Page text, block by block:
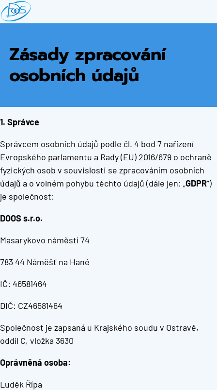
Přejít
k
Zásady zpracování
osobních údajů
1. Správce
Správcem osobních údajů podle čl. 4 bod 7 nařízení
Evropského parlamentu a Rady (EU) 2016/679 o ochraně
fyzických osob v souvislosti se zpracováním osobních
údajů a o volném pohybu těchto údajů (dále jen: „GDPR”)
je společnost:
DOOS s.r.o.
Masarykovo náměstí 74
783 44 Náměšť na Hané
IČ: 46581464
DIČ: CZ46581464
Společnost je zapsaná u Krajského soudu v Ostravě,
oddíl C, vložka 3630
Oprávněná osoba:
Luděk Řípa